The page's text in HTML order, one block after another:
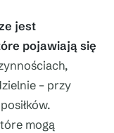
jest
pojawiają się
– przy
mogą